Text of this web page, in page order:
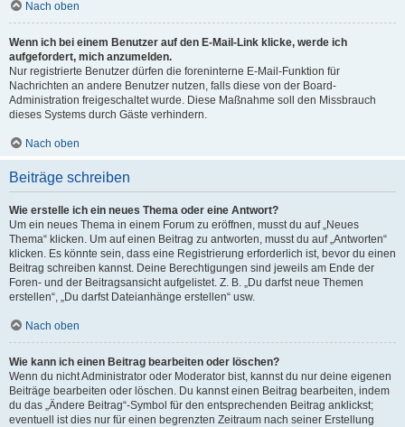
Nach oben
Wenn ich bei einem Benutzer auf den E-Mail-Link klicke, werde ich
aufgefordert, mich anzumelden.
Nur registrierte Benutzer dürfen die foreninterne E-Mail-Funktion für
Nachrichten an andere Benutzer nutzen, falls diese von der Board-
Administration freigeschaltet wurde. Diese Maßnahme soll den Missbrauch
dieses Systems durch Gäste verhindern.
Nach oben
Beiträge schreiben
Wie erstelle ich ein neues Thema oder eine Antwort?
Um ein neues Thema in einem Forum zu eröffnen, musst du auf „Neues
Thema“ klicken. Um auf einen Beitrag zu antworten, musst du auf „Antworten“
klicken. Es könnte sein, dass eine Registrierung erforderlich ist, bevor du einen
Beitrag schreiben kannst. Deine Berechtigungen sind jeweils am Ende der
Foren- und der Beitragsansicht aufgelistet. Z. B. „Du darfst neue Themen
erstellen“, „Du darfst Dateianhänge erstellen“ usw.
Nach oben
Wie kann ich einen Beitrag bearbeiten oder löschen?
Wenn du nicht Administrator oder Moderator bist, kannst du nur deine eigenen
Beiträge bearbeiten oder löschen. Du kannst einen Beitrag bearbeiten, indem
du das „Ändere Beitrag“-Symbol für den entsprechenden Beitrag anklickst;
eventuell ist dies nur für einen begrenzten Zeitraum nach seiner Erstellung